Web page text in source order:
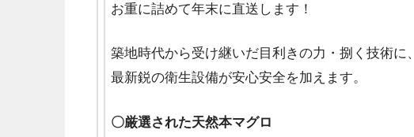
お重に詰めて年末に直送します！
築地時代から受け継いだ目利きの力・捌く技術に、
最新鋭の衛生設備が安心安全を加えます。
〇厳選された天然本マグロ